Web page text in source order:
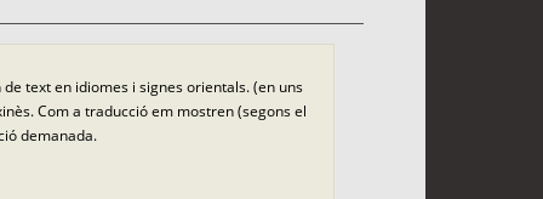
text en idiomes i signes orientals. (en uns
Com a traducció em mostren (segons el
demanada.